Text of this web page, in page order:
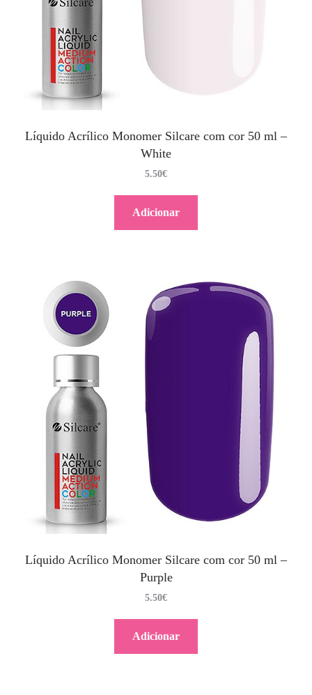
Líquido Acrílico Monomer Silcare com cor 50 ml –
White
5.50€
Adicionar
Líquido Acrílico Monomer Silcare com cor 50 ml –
Purple
5.50€
Adicionar